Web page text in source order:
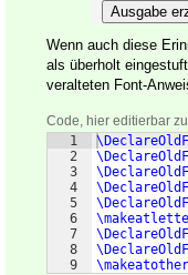
Ausgabe
Wenn auch diese
als überholt
veralteten Font-
Code, hier editierbar
1
2
3
4
5
6
7
8
9
\makeatother